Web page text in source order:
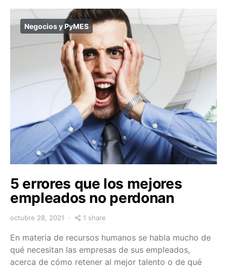
Negocios y PyMES
5 errores que los mejores
empleados no perdonan
octubre 28, 2021 1 share
En materia de recursos humanos se habla mucho de
qué necesitan las empresas de sus empleados,
acerca de cómo retener al mejor talento o de qué